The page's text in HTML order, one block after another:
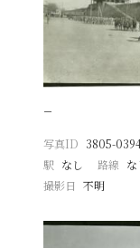
−
写真ID 3805-
駅 なし 路線 な
撮影日
不明